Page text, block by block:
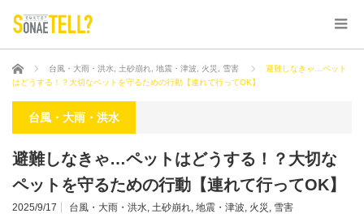
ホーム 台風・大雨・洪水 土砂崩れ 地震・津波 火災 雪害
避難しなきゃ…ペット
はどうする！？大切なペットを守るための行動【連れて行ってOK】
台風・大雨・洪水
避難しなきゃ…ペットはどうする！？大切な
ペットを守るための行動【連れて行ってOK】
2025/9/17 台風・大雨・洪水, 土砂崩れ, 地震・津波, 火災 , 雪害